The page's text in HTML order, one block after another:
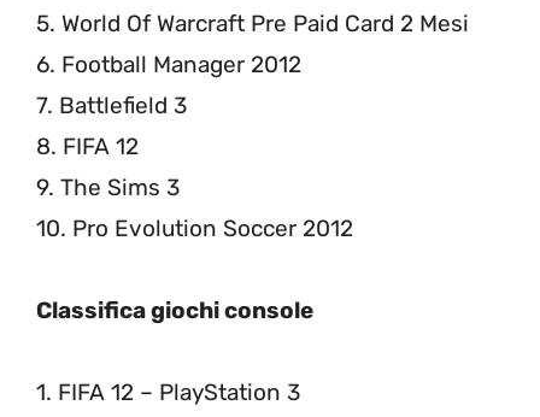
5. World Of Warcraft Pre Paid Card 2 Mesi
6. Football Manager 2012
7. Battlefield 3
8. FIFA 12
9. The Sims 3
10. Pro Evolution Soccer 2012
Classifica giochi console
1. FIFA 12 – PlayStation 3